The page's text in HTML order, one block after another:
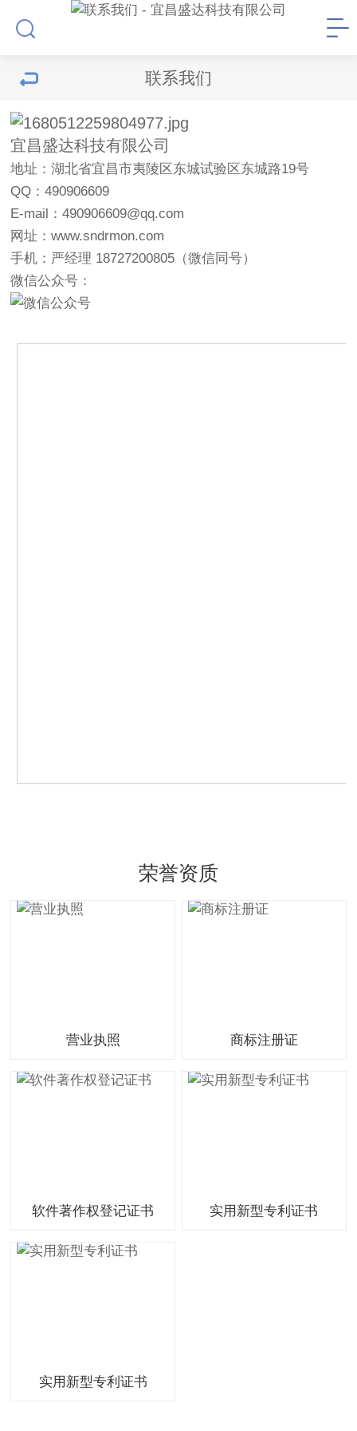
联系我们
宜昌盛达科技有限公司
地址：湖北省宜昌市夷陵区东城试验区东城路19号
QQ：490906609
E-mail：490906609@qq.com
网址：www.sndrmon.com
手机：严经理 18727200805（微信同号）
微信公众号：
荣誉资质
营业执照 商标注册证
软件著作权登记证书 实用新型专利证书
实用新型专利证书